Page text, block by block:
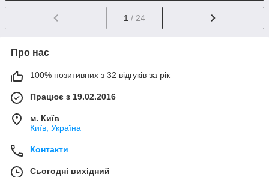
1 / 24
Про нас
100% позитивних з 32 відгуків за рік
Працює з 19.02.2016
м. Київ
Київ, Україна
Контакти
Сьогодні вихідний